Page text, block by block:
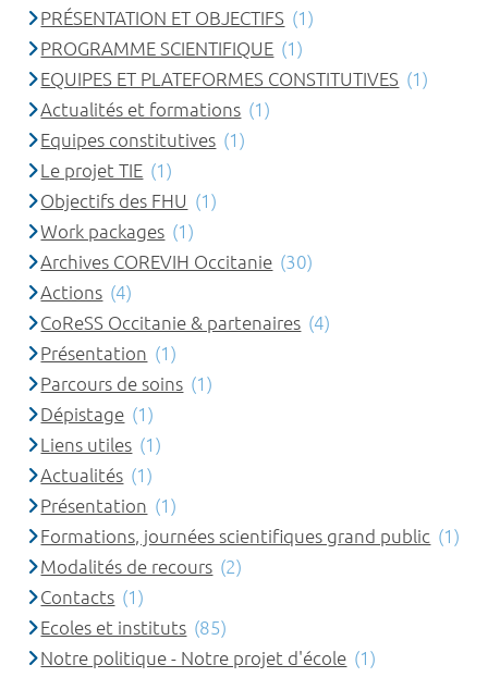
PRÉSENTATION ET OBJECTIFS (1)
PROGRAMME SCIENTIFIQUE (1)
EQUIPES ET PLATEFORMES CONSTITUTIVES (1)
Actualités et formations (1)
Equipes constitutives (1)
Le projet TIE (1)
Objectifs des FHU (1)
Work packages (1)
Archives COREVIH Occitanie (30)
Actions (4)
CoReSS Occitanie & partenaires (4)
Présentation (1)
Parcours de soins (1)
Dépistage (1)
Liens utiles (1)
Actualités (1)
Présentation (1)
Formations, journées scientifiques grand public (1)
Modalités de recours (2)
Contacts (1)
Ecoles et instituts (85)
Notre politique - Notre projet d'école (1)